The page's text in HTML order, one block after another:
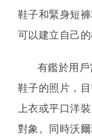
鞋子和緊身短
可以建立自己的
有鑑於用
鞋子的照片，
上衣或平口洋
對象。同時沃